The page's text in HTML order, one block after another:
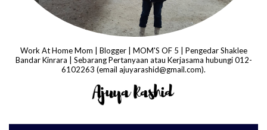
Work At Home Mom | Blogger | MOM'S OF 5 | Pengedar Shaklee
Bandar Kinrara | Sebarang Pertanyaan atau Kerjasama hubungi 012-
6102263 (email ajuyarashid@gmail.com).